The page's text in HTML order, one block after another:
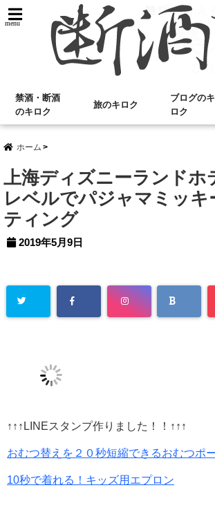
menu
禁酒・断酒
のキロク
旅のキロク
ブログのキ
ロク
ホーム
上海ディズニーランドホ
レベルでパジャマミッキ
ティング
2019年5月9日
↑↑↑LINEスタンプ作りました！！↑↑↑
おむつ替えを２０秒短縮できるおむつポ
10秒で着れる！キッズ用エプロン